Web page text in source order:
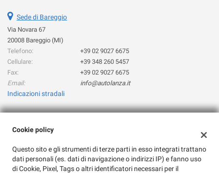
Sede di Bareggio
Via Novara 67
20008 Bareggio (MI)
Telefono:
+39 02 9027 6675
Cellulare:
+39 348 260 5457
Fax:
+39 02 9027 6675
Email:
info@autolanza.it
Indicazioni stradali
Dati fiscali:
Via Novara 67, Bareggio (MI)
C.F/P.IVA:08081080155
Registro delle imprese:MI
Cookie policy
Questo sito e gli strumenti di terze parti in esso integrati trattano
dati personali (es. dati di navigazione o indirizzi IP) e fanno uso
di Cookie, Pixel, Tags o altri identificatori necessari per il